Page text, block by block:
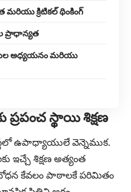
మరియు క్రిటికల్ థింకింగ్
ప్రాధాన్యత
అధ్యయనం మరియు
స్థాయి శిక్షణ
ఉపాధ్యాయులే వెన్నెముక.
ఇచ్చే శిక్షణ అత్యంత
కేవలం పాఠాలకే పరిమితం